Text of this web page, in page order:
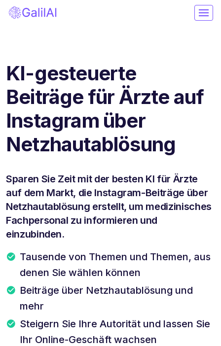
KI-gesteuerte
Beiträge für Ärzte auf
Instagram über
Netzhautablösung
Sparen Sie Zeit mit der besten KI für Ärzte
auf dem Markt, die Instagram-Beiträge über
Netzhautablösung erstellt, um medizinisches
Fachpersonal zu informieren und
einzubinden.
Tausende von Themen und Themen, aus
denen Sie wählen können
Beiträge über Netzhautablösung und
mehr
Steigern Sie Ihre Autorität und lassen Sie
Ihr Online-Geschäft wachsen